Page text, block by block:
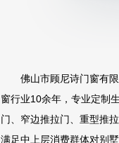
佛山市顾尼诗门窗有限
窗行业10余年，专业定制
门、窄边推拉门、重型推
满足中上层消费群体对别